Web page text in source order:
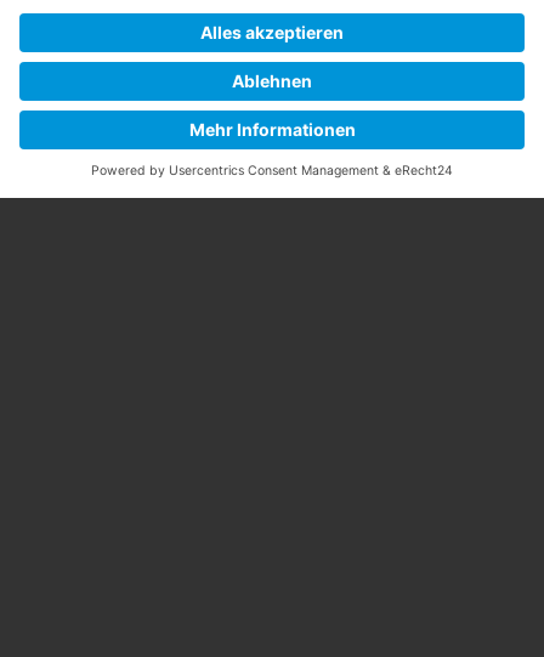
25451 Quickborn-Renzel
Telefon: 04106-81800
Kontakt